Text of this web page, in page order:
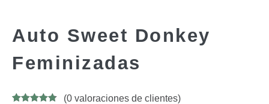
Auto Sweet Donkey
Feminizadas
(0valoraciones de clientes)